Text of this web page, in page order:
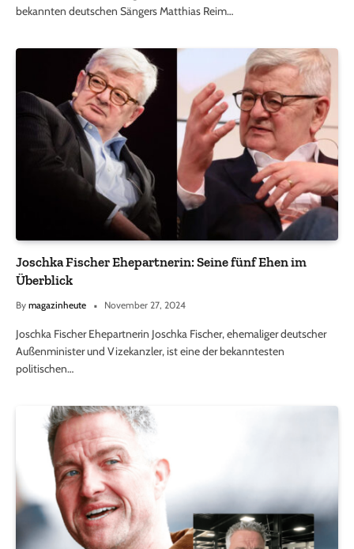
bekannten deutschen Sängers Matthias Reim…
Joschka Fischer Ehepartnerin: Seine fünf Ehen im
Überblick
By magazinheute November 27, 2024
Joschka Fischer Ehepartnerin Joschka Fischer, ehemaliger deutscher
Außenminister und Vizekanzler, ist eine der bekanntesten
politischen…